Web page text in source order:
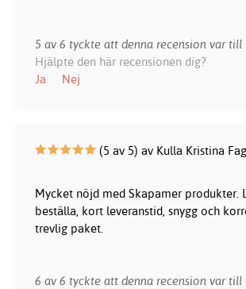
5 av 6 tyckte att denna recension var till
Hjälpte den här recensionen dig?
Ja
Nej
(5 av 5) av Kulla Kristina
Mycket nöjd med Skapamer produkter.
beställa, kort leveranstid, snygg och
trevlig paket.
6 av 6 tyckte att denna recension var till